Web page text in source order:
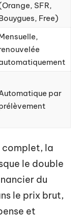
SFR,
Free)
par
complet, la
le double
du
le prix brut,
et